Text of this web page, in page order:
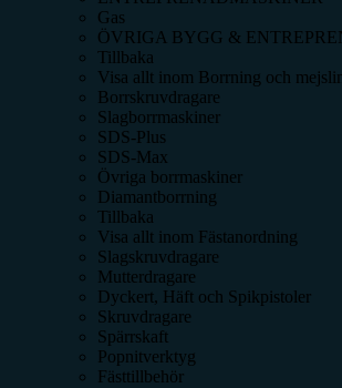
Gas
ÖVRIGA BYGG &
Tillbaka
Visa allt inom Borrning och
Borrskruvdragare
Slagborrmaskiner
SDS-Plus
SDS-Max
Övriga borrmaskiner
Diamantborrning
Tillbaka
Visa allt inom Fästanordning
Slagskruvdragare
Mutterdragare
Dyckert, Häft och Spikpistoler
Skruvdragare
Spärrskaft
Popnitverktyg
Fästtillbehör